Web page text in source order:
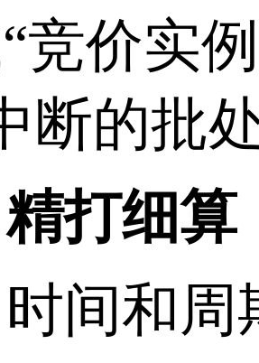
竞价实
断的批
打细
间和周